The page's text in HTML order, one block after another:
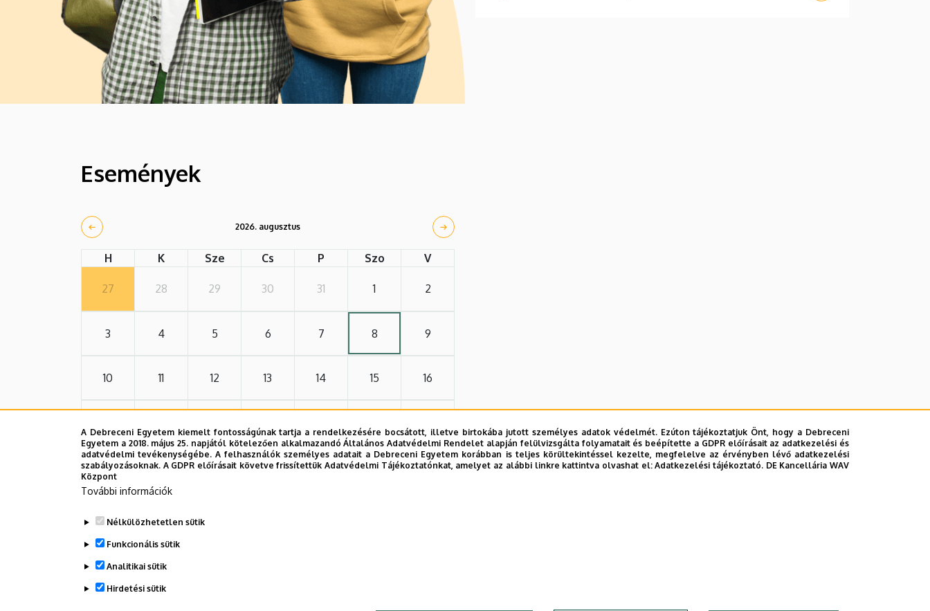
Események
2026. augusztus
H K Sze Cs P Szo V
27 28 29 30 31 1 2
3 4 5 6 7 8 9
10 11 12 13 14 15 16
24 25 26 27 28 29 30
A Debreceni Egyetem kiemelt fontosságúnak tartja a rendelkezésére bocsátott, illetve birtokába jutott személyes adatok védelmét. Ezúton tájékoztatjuk Önt, hogy a Debreceni
Egyetem a 2018. május 25. napjától kötelezően alkalmazandó Általános Adatvédelmi Rendelet alapján felülvizsgálta folyamatait és beépítette a GDPR előírásait az adatkezelési és
adatvédelmi tevékenységébe. A felhasználók személyes adatait a Debreceni Egyetem korábban is teljes körültekintéssel kezelte, megfelelve az érvényben lévő adatkezelési
szabályozásoknak. A GDPR előírásait követve frissítettük Adatvédelmi Tájékoztatónkat, amelyet az alábbi linkre kattintva olvashat el:Adatkezelési tájékoztató. DE Kancellária WAV
Központ
További információk
Nélkülözhetetlen sütik
Funkcionális sütik
Analitikai sütik
Hirdetési sütik